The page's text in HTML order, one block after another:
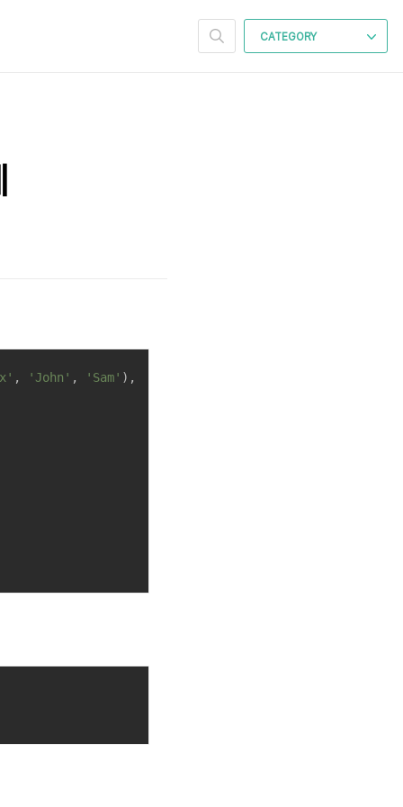
CATEGORY
, 'John' , 'Sam' ),